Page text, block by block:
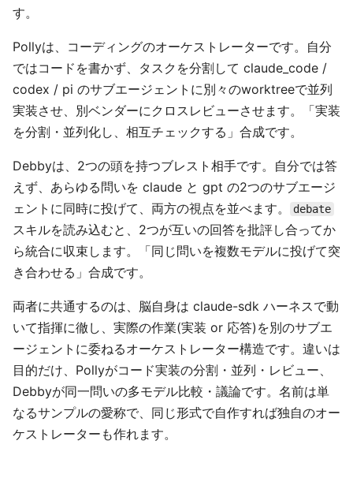
す。
Pollyは、コーディングのオーケストレーターです。自分
ではコードを書かず、タスクを分割して claude_code /
codex / pi のサブエージェントに別々のworktreeで並列
実装させ、別ベンダーにクロスレビューさせます。「実装
を分割・並列化し、相互チェックする」合成です。
Debbyは、2つの頭を持つブレスト相手です。自分では答
えず、あらゆる問いを claude と gpt の2つのサブエージ
ェントに同時に投げて、両方の視点を並べます。
debate
スキルを読み込むと、2つが互いの回答を批評し合ってか
ら統合に収束します。「同じ問いを複数モデルに投げて突
き合わせる」合成です。
両者に共通するのは、脳自身は claude-sdk ハーネスで動
いて指揮に徹し、実際の作業(実装 or 応答)を別のサブエ
ージェントに委ねるオーケストレーター構造です。違いは
目的だけ、Pollyがコード実装の分割・並列・レビュー、
Debbyが同一問いの多モデル比較・議論です。名前は単
なるサンプルの愛称で、同じ形式で自作すれば独自のオー
ケストレーターも作れます。